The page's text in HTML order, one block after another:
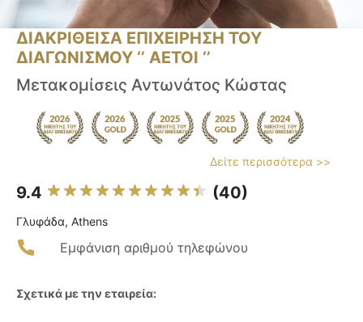
ΔΙΑΚΡΙΘΕΙΣΑ ΕΠΙΧΕΙΡΗΣΗ ΤΟΥ
ΔΙΑΓΩΝΙΣΜΟΥ ‘’ ΑΕΤΟΙ ‘’
Μετακομίσεις Αντωνάτος Κώστας
Δείτε περισσότερα >>
9.4 (40)
Γλυφάδα, Athens
Εμφάνιση αριθμού τηλεφώνου
Σχετικά με την εταιρεία: